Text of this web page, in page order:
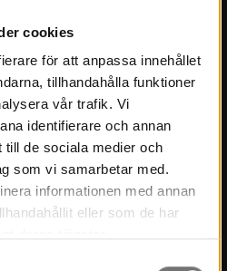
cookies
för att anpassa innehållet
tillhandahålla funktioner
vår trafik. Vi
identifierare och annan
till de sociala medier och
som vi samarbetar med.
informationen med annan
eller som de har